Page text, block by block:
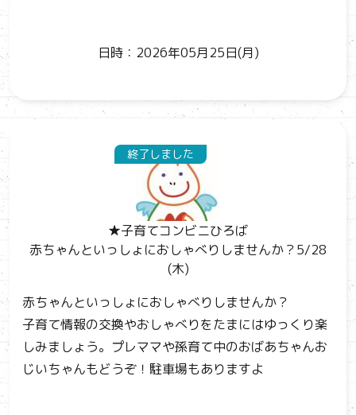
日時：2026年05月25日(月)
終了しました
★子育てコンビニひろば
赤ちゃんといっしょにおしゃべりしませんか？5/28
(木)
赤ちゃんといっしょにおしゃべりしませんか？
子育て情報の交換やおしゃべりをたまにはゆっくり楽
しみましょう。プレママや孫育て中のおばあちゃんお
じいちゃんもどうぞ！駐車場もありますよ